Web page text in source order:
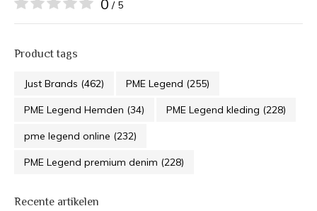
0 / 5
Product tags
Just Brands (462) PME Legend (255)
PME Legend Hemden (34) PME Legend kleding (228)
pme legend online (232)
PME Legend premium denim (228)
Recente artikelen